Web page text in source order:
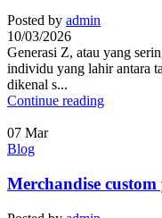
Posted by admin
10/03/2026
Generasi Z, atau yang
individu yang lahir antara
dikenal s...
Continue reading
07 Mar
Blog
Merchandise